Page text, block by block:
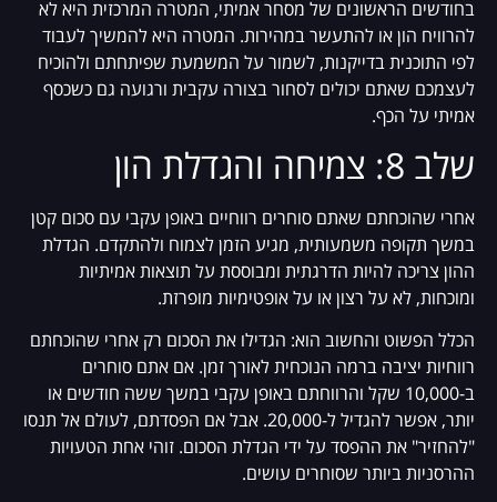
בחודשים הראשונים של מסחר אמיתי, המטרה המרכזית היא לא
להרוויח הון או להתעשר במהירות. המטרה היא להמשיך לעבוד
לפי התוכנית בדייקנות, לשמור על המשמעת שפיתחתם ולהוכיח
לעצמכם שאתם יכולים לסחור בצורה עקבית ורגועה גם כשכסף
אמיתי על הכף.
שלב 8: צמיחה והגדלת הון
אחרי שהוכחתם שאתם סוחרים רווחיים באופן עקבי עם סכום קטן
במשך תקופה משמעותית, מגיע הזמן לצמוח ולהתקדם. הגדלת
ההון צריכה להיות הדרגתית ומבוססת על תוצאות אמיתיות
ומוכחות, לא על רצון או על אופטימיות מופרזת.
הכלל הפשוט והחשוב הוא: הגדילו את הסכום רק אחרי שהוכחתם
רווחיות יציבה ברמה הנוכחית לאורך זמן. אם אתם סוחרים
ב-10,000 שקל והרווחתם באופן עקבי במשך ששה חודשים או
יותר, אפשר להגדיל ל-20,000. אבל אם הפסדתם, לעולם אל תנסו
"להחזיר" את ההפסד על ידי הגדלת הסכום. זוהי אחת הטעויות
ההרסניות ביותר שסוחרים עושים.